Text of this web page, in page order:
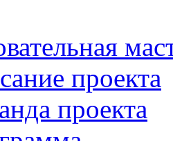
проекта
проекта